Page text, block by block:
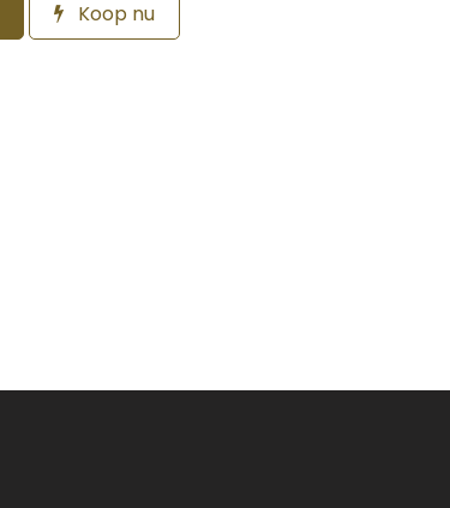
Koop nu